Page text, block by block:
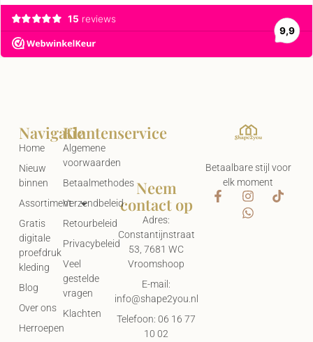
Betaalbare stijl voor
elk moment
Klantenservice
Algemene
voorwaarden
Betaalmethodes
Verzendbeleid
Retourbeleid
Privacybeleid
Veel
gestelde
vragen
Klachten
Navigatie
Home
Nieuw
binnen
Assortiment
Gratis
digitale
proefdruk
kleding
Blog
Over ons
Herroepen
Neem
contact op
Adres:
Constantijnstraat
53, 7681 WC
Vroomshoop
E-mail:
info@shape2you.nl
Telefoon: 06 16 77
10 02